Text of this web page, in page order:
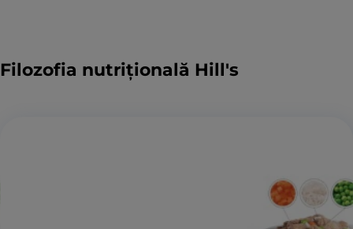
Filozofia nutrițională Hill's